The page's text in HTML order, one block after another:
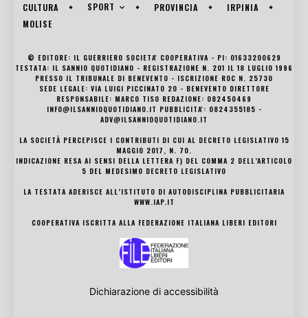
CULTURA
SPORT PROVINCIA
IRPINIA
MOLISE
© EDITORE: IL GUERRIERO SOCIETA' COOPERATIVA - PI: 01633200629
TESTATA: IL SANNIO QUOTIDIANO - REGISTRAZIONE N. 201 IL 18 LUGLIO 1996
PRESSO IL TRIBUNALE DI BENEVENTO - ISCRIZIONE ROC N. 25730
SEDE LEGALE: VIA LUIGI PICCINATO 20 - BENEVENTO DIRETTORE
RESPONSABILE: MARCO TISO REDAZIONE: 082450469
INFO@ILSANNIOQUOTIDIANO.IT PUBBLICITA': 0824355185 -
ADV@ILSANNIOQUOTIDIANO.IT
LA SOCIETÀ PERCEPISCE I CONTRIBUTI DI CUI AL DECRETO LEGISLATIVO 15
MAGGIO 2017, N. 70.
INDICAZIONE RESA AI SENSI DELLA LETTERA F) DEL COMMA 2 DELL’ARTICOLO
5 DEL MEDESIMO DECRETO LEGISLATIVO
LA TESTATA ADERISCE ALL’ISTITUTO DI AUTODISCIPLINA PUBBLICITARIA
WWW.IAP.IT
COOPERATIVA ISCRITTA ALLA FEDERAZIONE ITALIANA LIBERI EDITORI
Dichiarazione di accessibilità